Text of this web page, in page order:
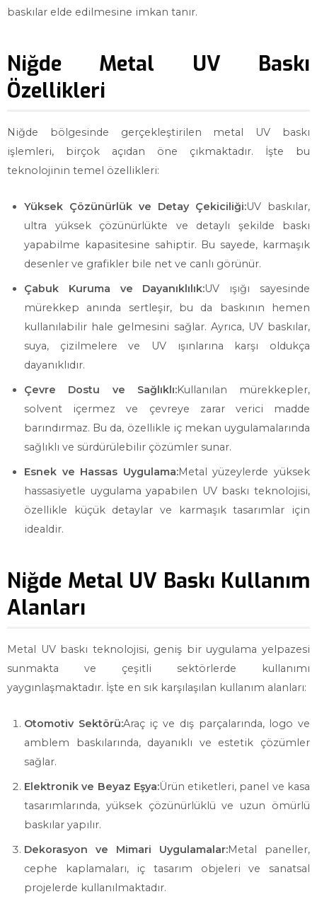
baskılar elde edilmesine imkan tanır.
Niğde Metal UV Baskı
Özellikleri
Niğde bölgesinde gerçekleştirilen metal UV baskı
işlemleri, birçok açıdan öne çıkmaktadır. İşte bu
teknolojinin temel özellikleri:
Yüksek Çözünürlük ve Detay Çekiciliği:UV baskılar,
ultra yüksek çözünürlükte ve detaylı şekilde baskı
yapabilme kapasitesine sahiptir. Bu sayede, karmaşık
desenler ve grafikler bile net ve canlı görünür.
Çabuk Kuruma ve Dayanıklılık:UV ışığı sayesinde
mürekkep anında sertleşir, bu da baskının hemen
kullanılabilir hale gelmesini sağlar. Ayrıca, UV baskılar,
suya, çizilmelere ve UV ışınlarına karşı oldukça
dayanıklıdır.
Çevre Dostu ve Sağlıklı:Kullanılan mürekkepler,
solvent içermez ve çevreye zarar verici madde
barındırmaz. Bu da, özellikle iç mekan uygulamalarında
sağlıklı ve sürdürülebilir çözümler sunar.
Esnek ve Hassas Uygulama:Metal yüzeylerde yüksek
hassasiyetle uygulama yapabilen UV baskı teknolojisi,
özellikle küçük detaylar ve karmaşık tasarımlar için
idealdir.
Niğde Metal UV Baskı Kullanım
Alanları
Metal UV baskı teknolojisi, geniş bir uygulama yelpazesi
sunmakta ve çeşitli sektörlerde kullanımı
yaygınlaşmaktadır. İşte en sık karşılaşılan kullanım alanları:
Otomotiv Sektörü:Araç iç ve dış parçalarında, logo ve
amblem baskılarında, dayanıklı ve estetik çözümler
sağlar.
Elektronik ve Beyaz Eşya:Ürün etiketleri, panel ve kasa
tasarımlarında, yüksek çözünürlüklü ve uzun ömürlü
baskılar yapılır.
Dekorasyon ve Mimari Uygulamalar:Metal paneller,
cephe kaplamaları, iç tasarım objeleri ve sanatsal
projelerde kullanılmaktadır.